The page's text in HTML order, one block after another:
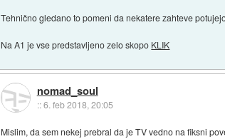
Tehnično gledano to pomeni da nekatere zahteve
Na A1 je vse predstavljeno zelo skopo KLIK
nomad_soul
::6. feb 2018, 20:05
Mislim, da sem nekej prebral da je TV vedno na fiksni